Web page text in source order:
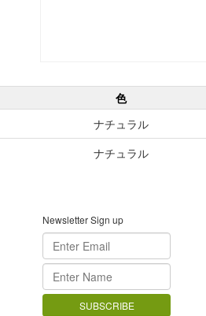
色
ナチュラル
ナチュラル
Newsletter Sign up